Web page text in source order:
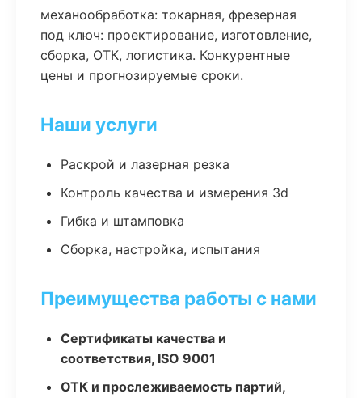
механообработка: токарная, фрезерная
под ключ: проектирование, изготовление,
сборка, ОТК, логистика. Конкурентные
цены и прогнозируемые сроки.
Наши услуги
Раскрой и лазерная резка
Контроль качества и измерения 3d
Гибка и штамповка
Сборка, настройка, испытания
Преимущества работы с нами
Сертификаты качества и
соответствия, ISO 9001
ОТК и прослеживаемость партий,